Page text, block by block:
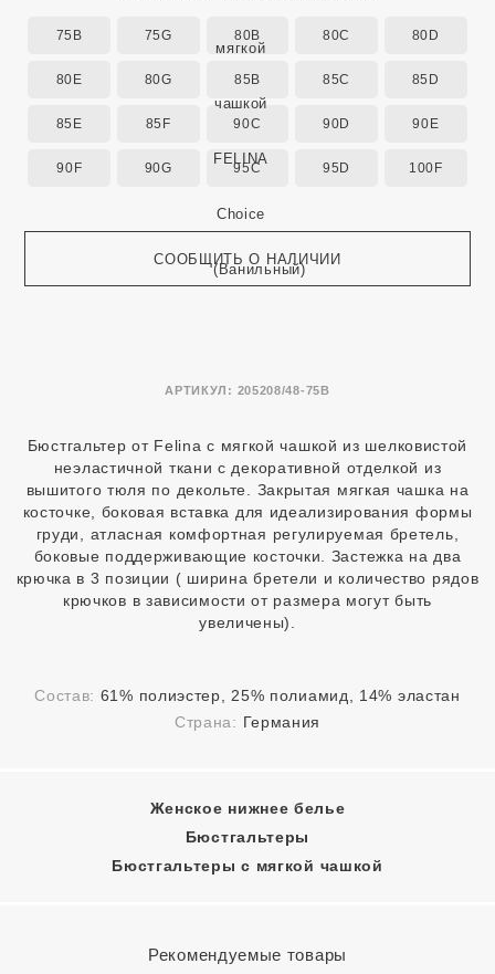
АРТИКУЛ: 205208/48-75B
75B 75G 80B 80C 80D
80E 80G 85B 85C 85D
85E 85F 90C 90D 90E
90F 90G 95C 95D 100F
СООБЩИТЬ О НАЛИЧИИ
Бюстгальтер от Felina с мягкой чашкой из шелковистой
неэластичной ткани с декоративной отделкой из
вышитого тюля по декольте. Закрытая мягкая чашка на
косточке, боковая вставка для идеализирования формы
груди, атласная комфортная регулируемая бретель,
боковые поддерживающие косточки. Застежка на два
крючка в 3 позиции ( ширина бретели и количество рядов
крючков в зависимости от размера могут быть
увеличены).
Состав: 61% полиэстер, 25% полиамид, 14% эластан
Страна: Германия
Женское нижнее белье
Бюстгальтеры
Бюстгальтеры с мягкой чашкой
Рекомендуемые товары